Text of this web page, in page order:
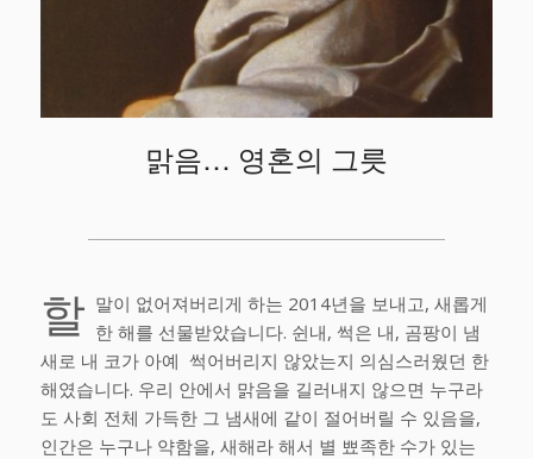
맑음… 영혼의 그릇
할 말이 없어져버리게 하는 2014년을 보내고, 새롭게
한 해를 선물받았습니다. 쉰내, 썩은 내, 곰팡이 냄
새로 내 코가 아예 썩어버리지 않았는지 의심스러웠던 한
해였습니다. 우리 안에서 맑음을 길러내지 않으면 누구라
도 사회 전체 가득한 그 냄새에 같이 절어버릴 수 있음을,
인간은 누구나 약함을, 새해라 해서 별 뾰족한 수가 있는